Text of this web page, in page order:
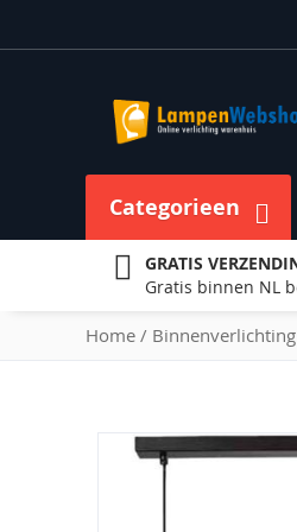
naar
inhoud
Categorieen
GRATIS
Gratis binnen NL
Home Binnenverlichting